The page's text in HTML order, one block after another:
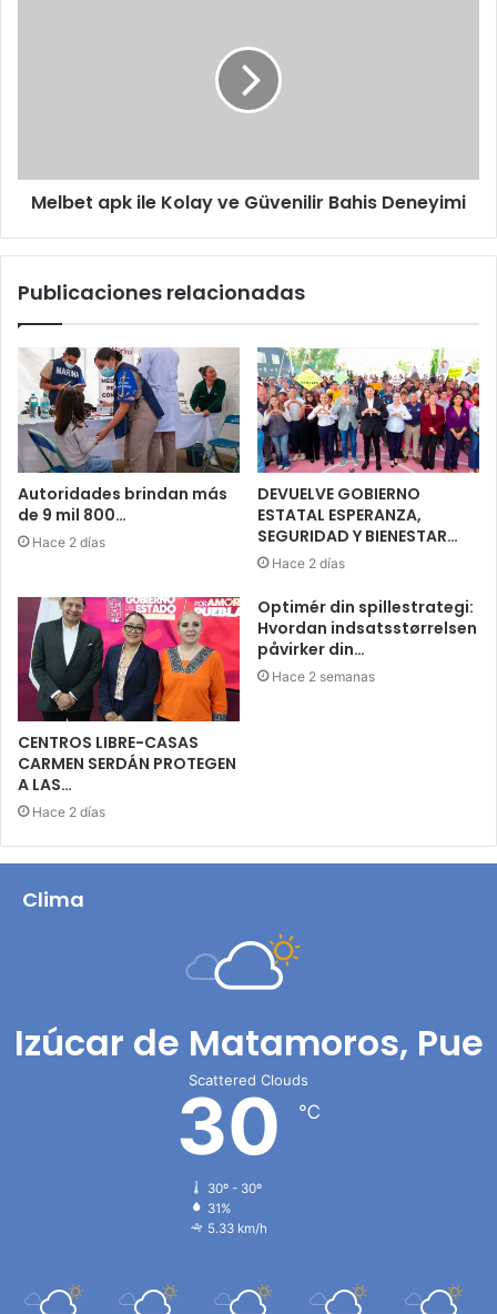
Melbet apk ile Kolay ve Güvenilir Bahis Deneyimi
Publicaciones relacionadas
Autoridades brindan más
de 9 mil 800…
Hace 2 días
DEVUELVE GOBIERNO
ESTATAL ESPERANZA,
SEGURIDAD Y BIENESTAR…
Hace 2 días
CENTROS LIBRE-CASAS
CARMEN SERDÁN PROTEGEN
A LAS…
Hace 2 días
Optimér din spillestrategi:
Hvordan indsatsstørrelsen
påvirker din…
Hace 2 semanas
Clima
Izúcar de Matamoros, Pue
Scattered Clouds
30 ℃
30º - 30º
31%
5.33 km/h